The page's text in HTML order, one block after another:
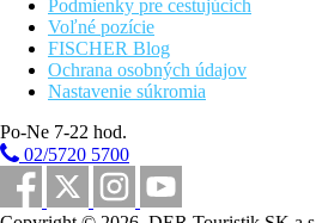
Podmienky pre cestujúcich
Voľné pozície
FISCHER Blog
Ochrana osobných údajov
Nastavenie súkromia
Po-Ne 7-22 hod.
02/5720 5700